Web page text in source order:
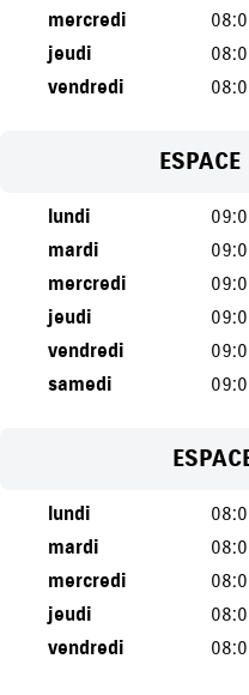
mercredi
jeudi
vendredi
lundi
mardi
mercredi
jeudi
vendredi
samedi
lundi
mardi
mercredi
jeudi
vendredi